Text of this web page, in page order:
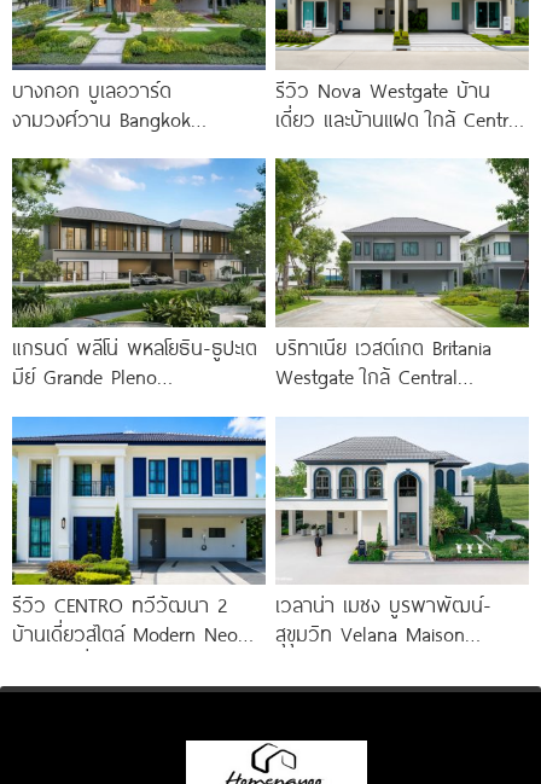
บางกอก บูเลอวาร์ด
งามวงศ์วาน Bangkok
บ้านเดี่ยว 5 ห้องนอน ใกล้
รีวิว Nova Westgate บ้าน
เดี่ยว และบ้านแฝด ใกล้ Central
แกรนด์ พลีโน่ พหลโยธิน-ธูปะเต
มีย์ Grande Pleno
บ้านดีไซน์ใหม่ ติดถนนพหลโยธิน
ใกล้วิภาวดีรังสิตใน 1
บริทาเนีย เวสต์เกต Britania
Westgate ใกล้ Central
สถานีคลองบางไผ่
รีวิว CENTRO ทวีวัฒนา 2
บ้านเดี่ยวสไตล์ Modern Neo
เวลาน่า เมซง บูรพาพัฒน์-
สุขุมวิท Velana Maison
เดี่ยวหรูสไตล์ฝรั่งเศส วิวภูเขา